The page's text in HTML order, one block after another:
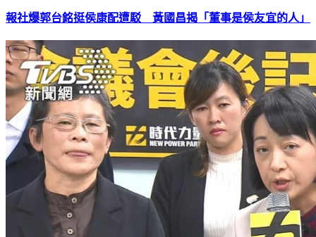
報社爆郭台銘挺侯康配遭駁 黃國昌揭「董事是侯友宜的人」